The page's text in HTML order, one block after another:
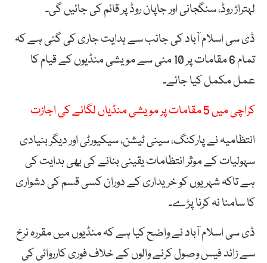
لہتراڑ روڈ، سنگجانی اور جاپان روڈ پر قائم کی جائیں گی۔
ڈی سی اسلام آباد کی جانب سے ہدایت جاری کی گئی ہے کہ
تمام 6 مقامات پر 10 مئی سے مویشی منڈیوں کے قیام کا
عمل مکمل کیا جائے۔
کراچی میں 5 مقامات پر مویشی منڈیاں لگانے کی اجازت
انتظامیہ نے پارکنگ، سینی ٹیشن، سیکیورٹی اور دیگر بنیادی
سہولیات کے موثر انتظامات یقینی بنانے کی بھی ہدایت کی
ہے تاکہ شہریوں کو خریداری کے دوران کسی قسم کی دشواری
کا سامنا نہ کرنا پڑے۔
ڈی سی اسلام آباد نے واضح کیا ہے کہ منڈیوں میں مقررہ نرخ
سے زائد فیس وصول کرنے والوں کے خلاف فوری کارروائی کی